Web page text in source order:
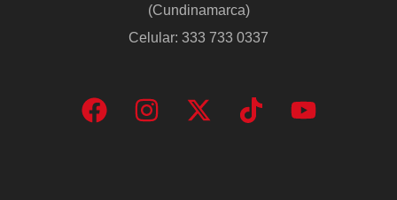
(Cundinamarca)
Celular: 333 733 0337